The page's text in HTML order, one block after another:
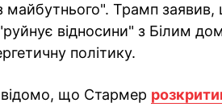
майбутнього". Трамп
відносини" з Білим
політику.
що Стармер